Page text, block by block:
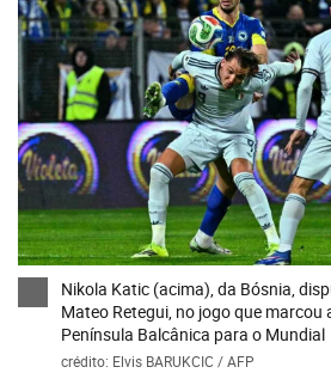
Nikola Katic (acima), da Bósnia,
Mateo Retegui, no jogo que
Península Balcânica para o Mundial
crédito: Elvis BARUKCIC / AFP